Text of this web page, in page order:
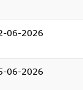
06-2026
06-2026